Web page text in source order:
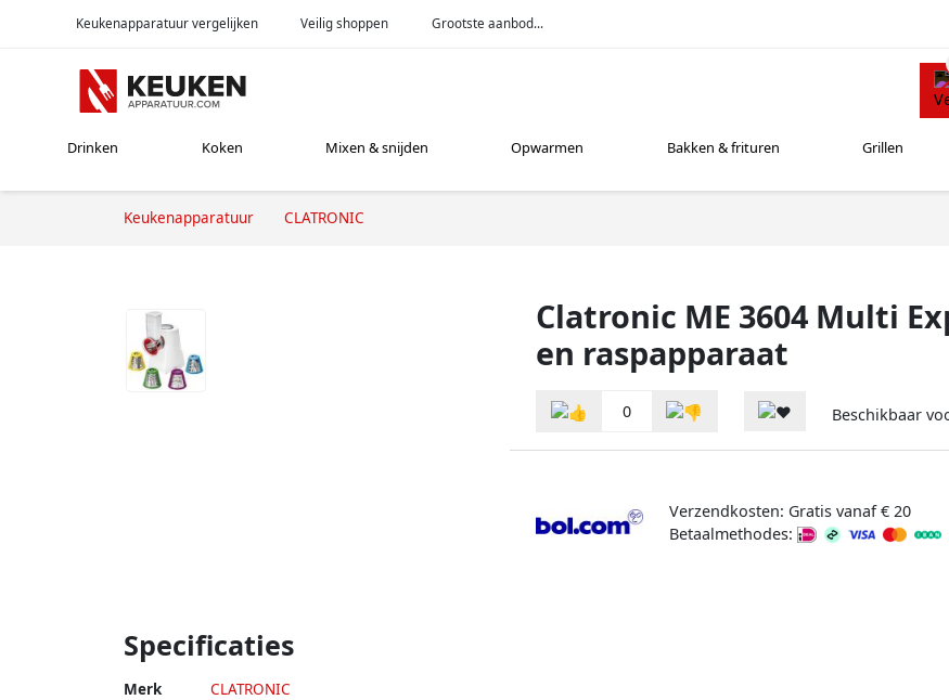
Keukenapparatuur vergelijken Veilig shoppen Grootste aanbod...
Drinken Koken Mixen & snijden Opwarmen Bakken & frituren Grillen
Keukenapparatuur CLATRONIC
Clatronic ME 3604 Multi
en raspapparaat
0 Beschikbaar
Verzendkosten: Gratis vanaf € 20
Betaalmethodes:
Specificaties
Merk CLATRONIC